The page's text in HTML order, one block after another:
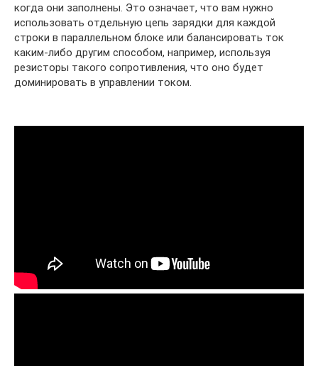
когда они заполнены. Это означает, что вам нужно
использовать отдельную цепь зарядки для каждой
строки в параллельном блоке или балансировать ток
каким-либо другим способом, например, используя
резисторы такого сопротивления, что оно будет
доминировать в управлении током.